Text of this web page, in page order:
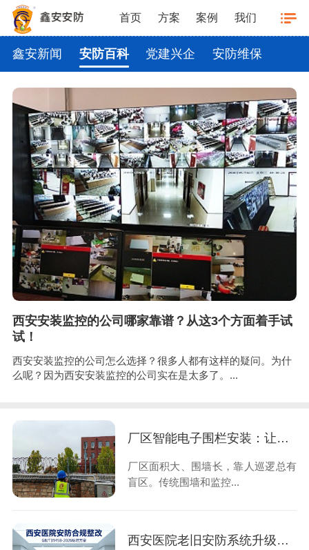
首页 方案 案例 我们
鑫安新闻 安防百科 党建兴企 安防维保
西安安装监控的公司哪家靠谱？从这3个方面着手试
试！
西安安装监控的公司怎么选择？很多人都有这样的疑问。为什
么呢？因为西安安装监控的公司实在是太多了。...
厂区智能电子围栏安装：让入侵止于触碰的第一时间
厂区面积大、围墙长，靠人巡逻总有
盲区。传统围墙和监控...
西安医院老旧安防系统升级改造，这么做能大幅降低预算